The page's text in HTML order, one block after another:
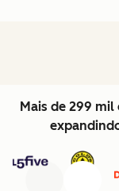
Mais de 299 mil